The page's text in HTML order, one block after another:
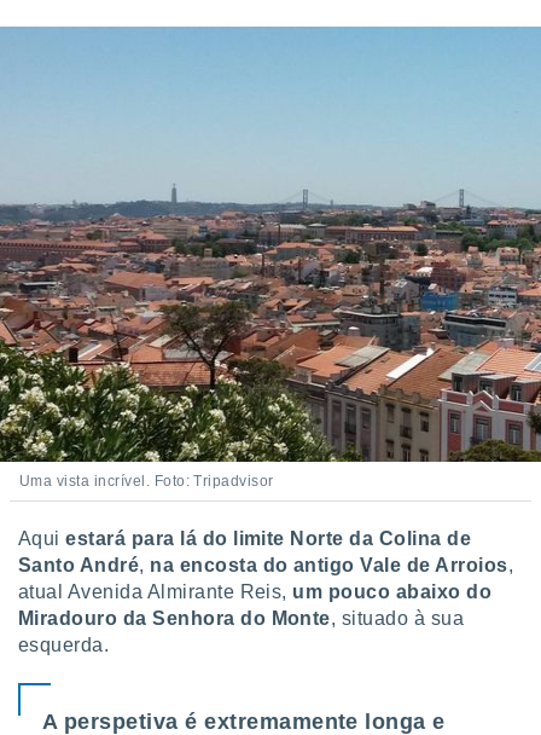
Uma vista incrível. Foto: Tripadvisor
Aquiestará para lá do limite Norte da Colina de
Santo André, na encosta do antigo Vale de Arroios,
atual Avenida Almirante Reis, um pouco abaixo do
Miradouro da Senhora do Monte, situado à sua
esquerda.
A perspetiva é extremamente longa e